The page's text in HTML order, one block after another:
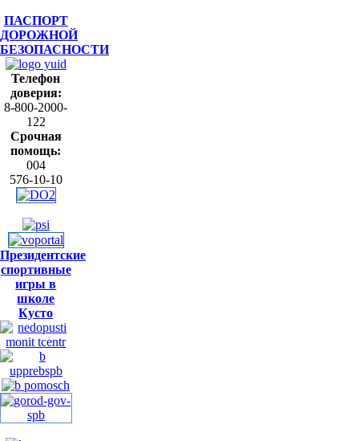
ПАСПОРТ
ДОРОЖНОЙ
БЕЗОПАСНОСТИ
Телефон
доверия:
8-800-2000-
122
Срочная
помощь:
004
576-10-10
Президентские
спортивные
игры в
школе
Кусто